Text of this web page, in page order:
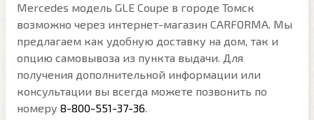
Mercedes модель GLE Coupe в городе Томск
возможно через интернет-магазин CARFORMA. Мы
предлагаем как удобную доставку на дом, так и
опцию самовывоза из пункта выдачи. Для
получения дополнительной информации или
консультации вы всегда можете позвонить по
номеру 8-800-551-37-36.